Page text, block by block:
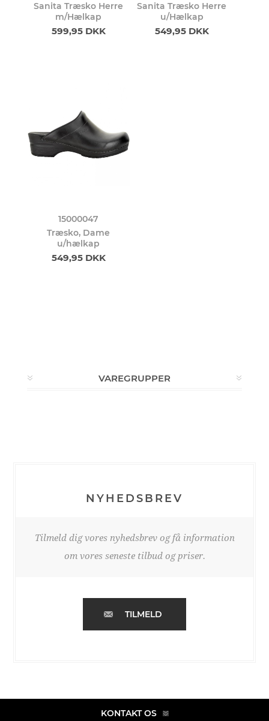
Sanita Træsko Herre
m/Hælkap
599,95 DKK
Sanita Træsko Herre
u/Hælkap
549,95 DKK
15000047
Træsko, Dame
u/hælkap
549,95 DKK
VAREGRUPPER
NYHEDSBREV
Tilmeld dig vores nyhedsbrev og få information
om vores seneste tilbud og priser.
TILMELD
KONTAKT OS